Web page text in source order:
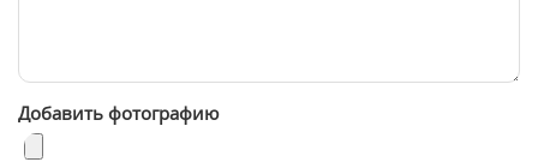
Добавить фотографию